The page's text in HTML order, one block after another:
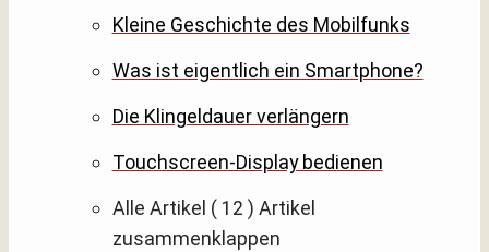
Kleine Geschichte des Mobilfunks
Was ist eigentlich ein Smartphone?
Die Klingeldauer verlängern
Touchscreen-Display bedienen
Alle Artikel ( 12 ) Artikel
zusammenklappen